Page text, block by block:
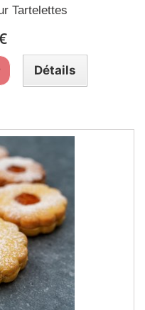
Tartelettes
Détails